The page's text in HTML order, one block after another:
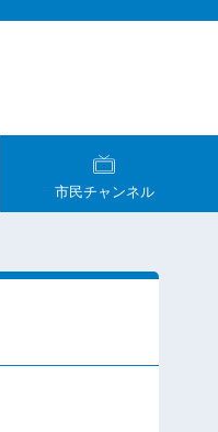
市民チャンネル